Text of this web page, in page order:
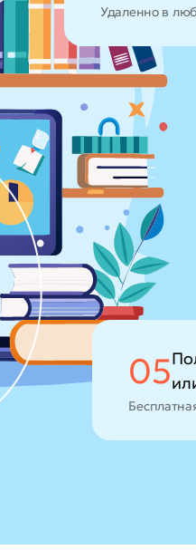
Удаленно в
05